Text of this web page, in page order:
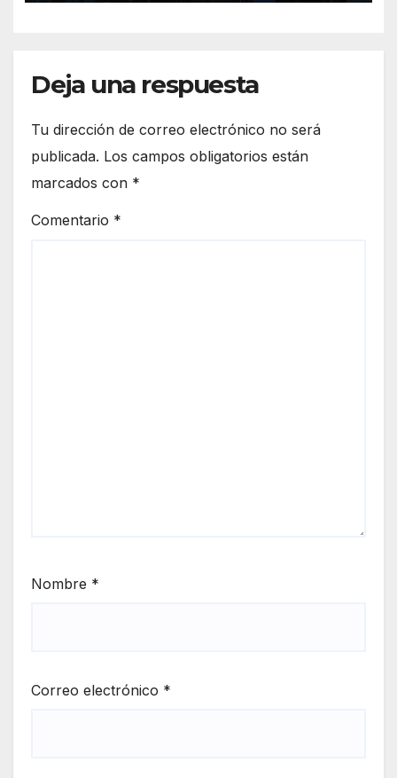
Deja una respuesta
Tu dirección de correo electrónico no será
publicada. Los campos obligatorios están
marcados con *
Comentario *
Nombre *
Correo electrónico *